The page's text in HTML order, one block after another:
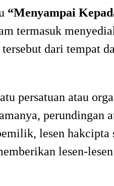
“Menyampai
termasuk
dari tempat
persatuan atau
perundingan
lesen hakcipta
lesen-